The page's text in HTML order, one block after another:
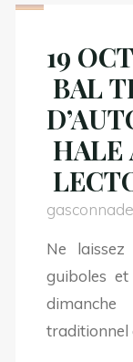
19
BAL
HALE
Ne
guiboles
traditionnel